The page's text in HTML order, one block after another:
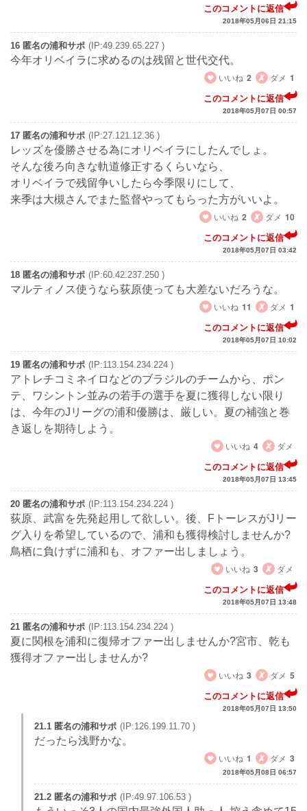
このコメントに返信
2018年05月06日 21:15
16 匿名の浦和サポ (IP:49.239.65.227 )
今年オリベイラに求めるのは残留と世代交代。
いいね 2 ダメ 1
このコメントに返信
2018年05月07日 00:57
17 匿名の浦和サポ (IP:27.121.12.36 )
レッズを優勝させる為にオリベイラにしたんでしょ。
そんな後ろ向きな軌道修正するくらいなら、
オリベイラで残留争いしたら今季限りにして、
来季は大槻さんでまた監督やってもらった方がいいよ。
いいね 2 ダメ 10
このコメントに返信
2018年05月07日 03:42
18 匿名の浦和サポ (IP:60.42.237.250 )
マルティノス使うなら荻原使っても大差ないだろうな。
いいね 11 ダメ 1
このコメントに返信
2018年05月07日 10:02
19 匿名の浦和サポ (IP:113.154.234.224 )
アトレチコミネイロなどのブラジルのチームから、ポン
テ、ワシントン並みの若手の選手を夏に獲得しない限り
は、今年のJリーグの浦和優勝は、厳しい。夏の補強と巻
き返しを期待しよう。
いいね 4 ダメ
このコメントに返信
2018年05月07日 13:45
20 匿名の浦和サポ (IP:113.154.234.224 )
荻原、武富を先発起用して欲しい。後、FトーレスがJリー
グ入りを希望しているので、浦和も獲得検討しませんか?
鳥栖に負けずに浦和も、オファー出しましょう。
いいね 3 ダメ
このコメントに返信
2018年05月07日 13:48
21 匿名の浦和サポ (IP:113.154.234.224 )
夏に関根を浦和に復帰オファー出しませんか?宮市、乾も
獲得オファー出しませんか?
いいね 3 ダメ 5
このコメントに返信
2018年05月07日 13:50
21.1 匿名の浦和サポ (IP:126.199.11.70 )
だったら浅野かな。
いいね 1 ダメ 3
2018年05月08日 06:57
21.2 匿名の浦和サポ (IP:49.97.106.53 )